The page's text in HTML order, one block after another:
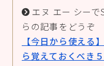
エヌ エー シーで
らの記事をどうぞ
【今日から使える
ら覚えておくべき